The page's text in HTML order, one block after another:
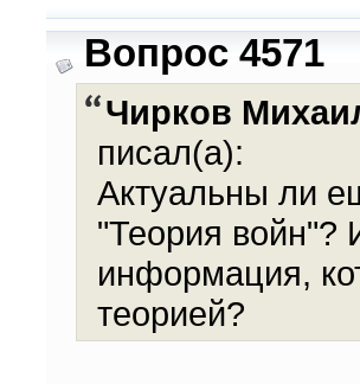
Вопрос 4571
Чирков
писал(а):
Актуальны ли
"Теория войн"?
информация,
теорией?